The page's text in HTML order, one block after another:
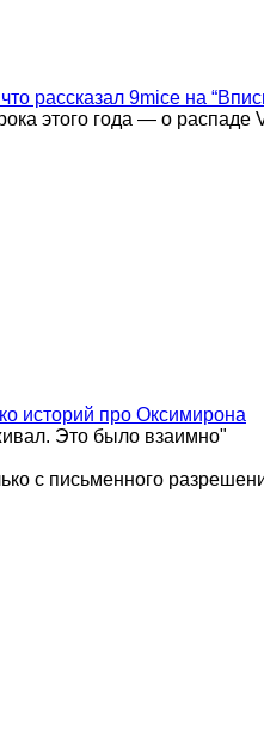
рассказал 9mice на
этого года — о
историй про Оксимирона
Это было взаимно"
с письменного